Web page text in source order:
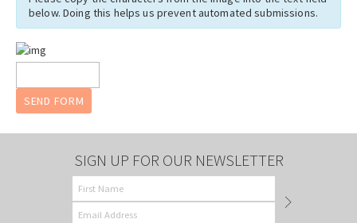
below. Doing this helps us prevent automated submissions.
SIGN UP FOR OUR NEWSLETTER